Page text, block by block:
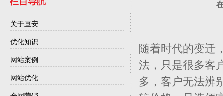
关于亘安
优化知识
网站案例
网站优化
随着时代的变迁
法，只是很多客
多，客户无法辨